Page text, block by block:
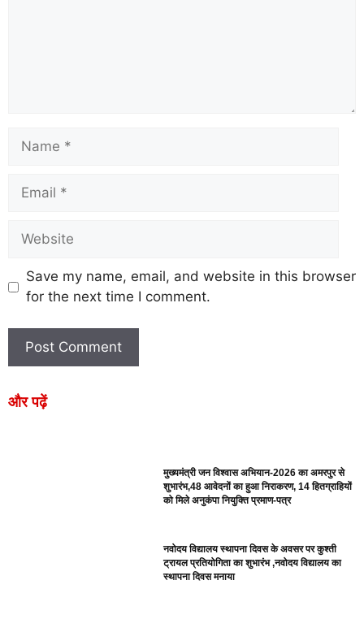
Save my name, email, and website in this browser
for the next time I comment.
और पढ़ें
मुख्यमंत्री जन विश्वास अभियान-2026 का अमरपुर से
शुभारंभ,48 आवेदनों का हुआ निराकरण, 14 हितग्राहियों
को मिले अनुकंपा नियुक्ति प्रमाण-पत्र
नवोदय विद्यालय स्थापना दिवस के अवसर पर कुश्ती
ट्रायल प्रतियोगिता का शुभारंभ ,नवोदय विद्यालय का
स्थापना दिवस मनाया